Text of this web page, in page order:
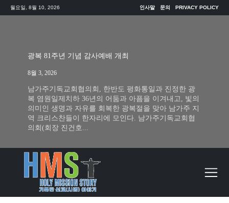
월요일, 8월 10, 2026 인사말 문의 PRIVACY POLICY
광복 81주년 기념 감사예배 개최
8월 3, 2026
남가주기독교회협의회, 한반도 평화통일과 진정한 광
복 염원일제치하 36년의 어둠과 아픔을 이겨내고, 빛의
의미인 생명과 자유를 회복한 광복절을 맞아 남가주 지
역 크리스찬들이 한자리에 모인다. 남가주기독교회협
의회(회장 진건호...